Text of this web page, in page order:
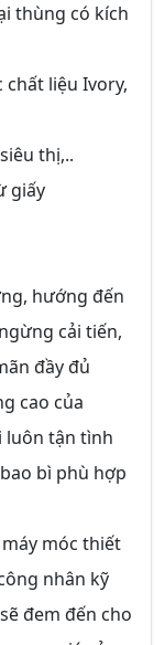
thùng có kích
chất liệu Ivory,
thị,..
giấy
hướng đến
cải tiến,
đầy đủ
cao của
luôn tận tình
bì phù hợp
móc thiết
nhân kỹ
đem đến cho